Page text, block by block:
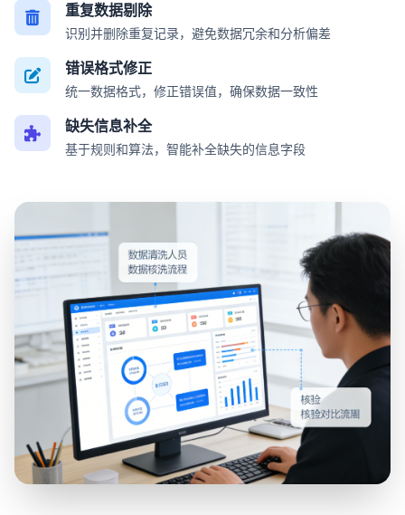
重复数据剔除
识别并删除重复记录，避免数据冗余和分析偏差
错误格式修正
统一数据格式，修正错误值，确保数据一致性
缺失信息补全
基于规则和算法，智能补全缺失的信息字段